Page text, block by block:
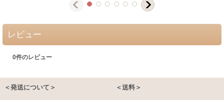
レビュー
0件のレビュー
＜発送について＞ ＜送料＞